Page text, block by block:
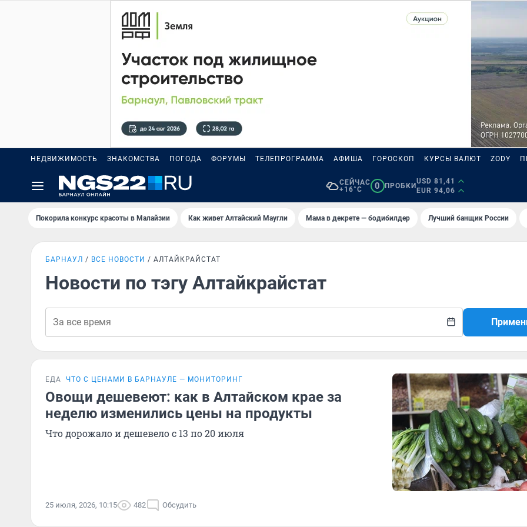
НЕДВИЖИМОСТЬ ЗНАКОМСТВА ПОГОДА ФОРУМЫ ТЕЛЕПРОГРАММА АФИША ГОРОСКОП КУРСЫ ВАЛЮТ ZODY
СЕЙЧАС
+16°C
0 ПРОБКИ
USD 81,41
EUR 94,06
Покорила конкурс красоты в Малайзии Как живет Алтайский Маугли Мама в декрете — бодибилдер Лучший банщик России
БАРНАУЛ ВСЕ НОВОСТИ АЛТАЙКРАЙСТАТ
Новости по тэгу Алтайкрайстат
ЕДА ЧТО С ЦЕНАМИ В БАРНАУЛЕ — МОНИТОРИНГ
Овощи дешевеют: как в Алтайском крае за
неделю изменились цены на продукты
Что дорожало и дешевело с 13 по 20 июля
25 июля, 2026, 10:15 482 Обсудить